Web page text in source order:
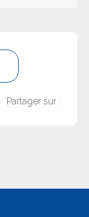
Partager sur :